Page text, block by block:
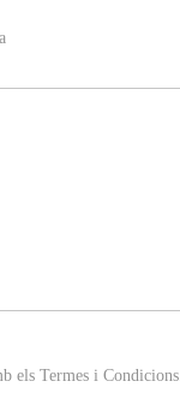
els Termes i Condicions.